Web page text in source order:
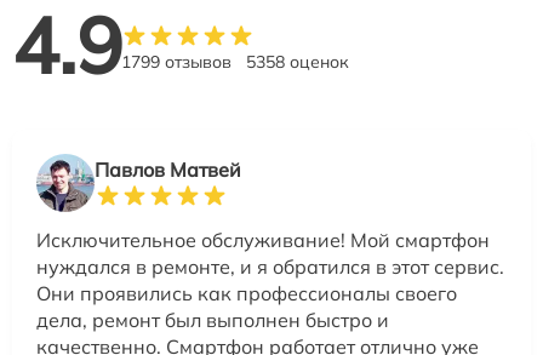
4.91799 отзывов 5358 оценок
Павлов Матвей
Исключительное обслуживание! Мой смартфон
нуждался в ремонте, и я обратился в этот сервис.
Они проявились как профессионалы своего
дела, ремонт был выполнен быстро и
качественно. Смартфон работает отлично уже